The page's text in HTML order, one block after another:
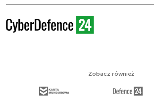
Zobacz również